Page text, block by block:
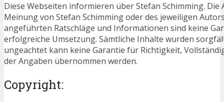
Diese Webseiten informieren über Stefan Schimming. Die
Meinung von Stefan Schimming oder des jeweiligen
angeführten Ratschläge und Informationen sind keine
erfolgreiche Umsetzung. Sämtliche Inhalte wurden
ungeachtet kann keine Garantie für Richtigkeit,
der Angaben übernommen werden.
Copyright: